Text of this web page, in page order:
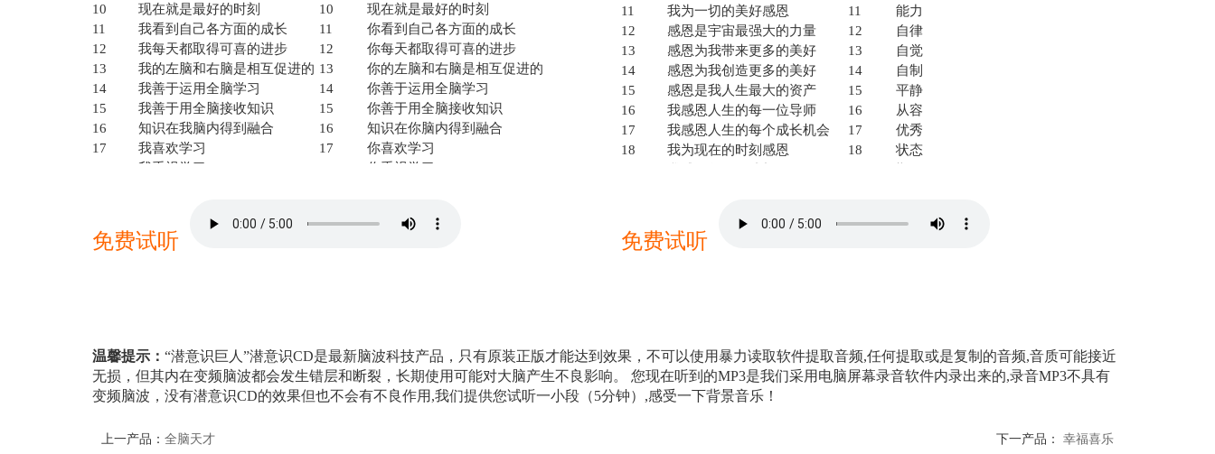
10
现在就是最好的时刻 10
现在就是最好的时刻
11
我看到自己各方面的成长 11
你看到自己各方面的成长
12
我每天都取得可喜的进步 12
你每天都取得可喜的进步
13
我的左脑和右脑是相互促进的 13
你的左脑和右脑是相互促进的
14
我善于运用全脑学习 14
你善于运用全脑学习
15
我善于用全脑接收知识 15
你善于用全脑接收知识
16
知识在我脑内得到融合 16
知识在你脑内得到融合
17
我喜欢学习 17
你喜欢学习
我重视学习
你重视学习
21
音乐让我的学习效率更高 21
音乐让你的学习效率更高
22
在音乐中我获得最好的状态
27
我很有学习的灵感 27
你很有学习的灵感
28
我珍惜学习的机会 28
你珍惜学习的机会
29
在学习中我得到乐趣 29
在学习中你得到乐趣
30
在学习中我得到成就感 30
在学习中你得到成就感
32
学习让我各方面素质得到成长
免费试听
11
我为一切的美好感恩 11
能力
12
感恩是宇宙最强大的力量 12
自律
13
感恩为我带来更多的美好 13
自觉
14
感恩为我创造更多的美好 14
自制
15
感恩是我人生最大的资产 15
平静
16
我感恩人生的每一位导师 16
从容
17
我感恩人生的每个成长机会 17
优秀
18
我为现在的时刻感恩 18
状态
22
我感恩右脑的创造 22
轻松
23
我感恩大脑的每一个神经元
28
我感恩各方面素质得到成长 28
进步
29
我感恩学习的环境 29
自强
30
我为我人生更有意义感恩
31
我为我是全脑的天才感恩
免费试听
温馨提示： “潜意识巨人”潜意识CD是最新脑波科技产品，只有原装正版才能达到效果，不可以使用暴力读取软件提取音频,任何提取或是复制的音频,音质可能接近
无损，但其内在变频脑波都会发生错层和断裂，长期使用可能对大脑产生不良影响。 您现在听到的MP3是我们采用电脑屏幕录音软件内录出来的,录音MP3不具有
变频脑波，没有潜意识CD的效果但也不会有不良作用,我们提供您试听一小段（5分钟）,感受一下背景音乐！
上一产品： 全脑天才 下一产品： 幸福喜乐